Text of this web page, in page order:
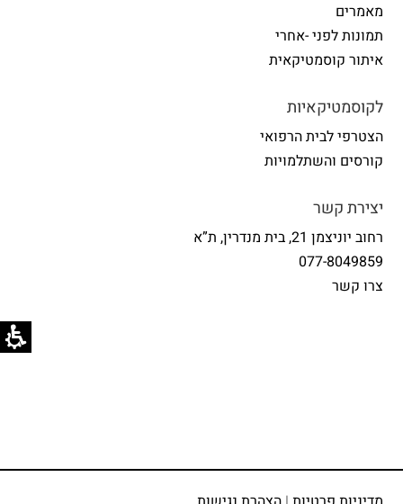
מאמרים
תמונות לפני -אחרי
איתור קוסמטיקאית
לקוסמטיקאיות
הצטרפי לבית הרפואי
קורסים והשתלמויות
יצירת קשר
רחוב יוניצמן 21, בית מנדרין, ת”א
077-8049859
צרו קשר